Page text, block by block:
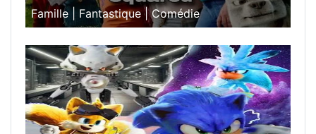
Famille | Fantastique |Comédie